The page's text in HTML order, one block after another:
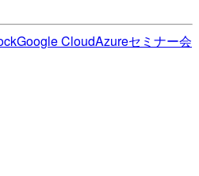
Google CloudAzureセミナー会